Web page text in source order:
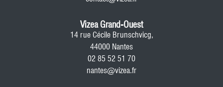
Vizea Grand-Ouest
14 rue Cécile Brunschvicg,
44000 Nantes
02 85 52 51 70
nantes@vizea.fr